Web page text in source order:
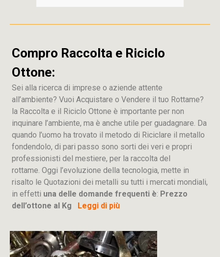
Compro Raccolta e Riciclo
Ottone:
Sei alla ricerca di imprese o aziende attente
all’ambiente? Vuoi Acquistare o Vendere il tuo Rottame?
la Raccolta e il Riciclo Ottone è importante per non
inquinare l’ambiente, ma è anche utile per guadagnare. Da
quando l’uomo ha trovato il metodo di Riciclare il metallo
fondendolo, di pari passo sono sorti dei veri e propri
professionisti del mestiere, per la raccolta del
rottame. Oggi l’evoluzione della tecnologia, mette in
risalto le Quotazioni dei metalli su tutti i mercati mondiali,
in effetti una delle domande frequenti è: Prezzo
dell’ottone al Kg Leggi di più